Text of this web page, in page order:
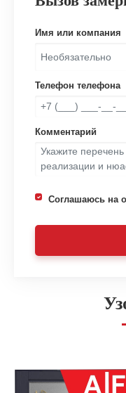
Имя или компания
Телефон телефона
Комментарий
Соглашаюсь на